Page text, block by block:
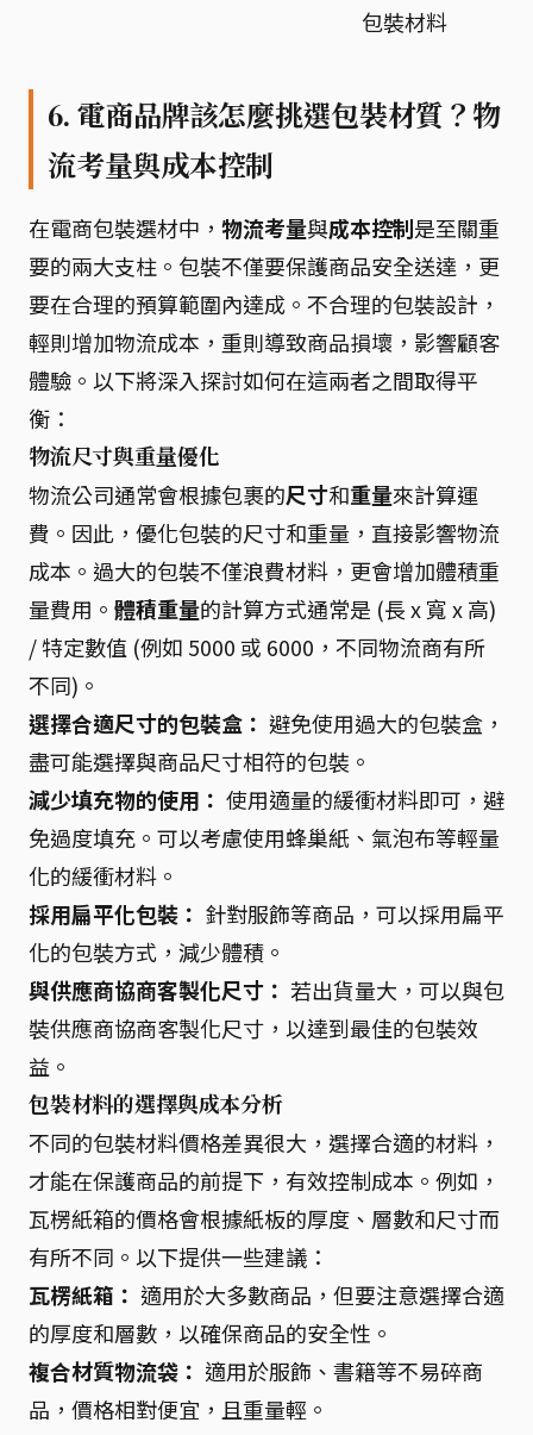
包裝材料
6. 電商品牌該怎麼挑選包裝材質？物
流考量與成本控制
在電商包裝選材中， 物流考量與成本控制是至關重
要的兩大支柱。包裝不僅要保護商品安全送達，更
要在合理的預算範圍內達成。不合理的包裝設計，
輕則增加物流成本，重則導致商品損壞，影響顧客
體驗。以下將深入探討如何在這兩者之間取得平
衡：
物流尺寸與重量優化
物流公司通常會根據包裹的尺寸和重量來計算運
費。因此，優化包裝的尺寸和重量，直接影響物流
成本。過大的包裝不僅浪費材料，更會增加體積重
量費用。 體積重量的計算方式通常是 (長 x 寬 x 高)
/ 特定數值 (例如 5000 或 6000，不同物流商有所
不同)。
選擇合適尺寸的包裝盒： 避免使用過大的包裝盒，
盡可能選擇與商品尺寸相符的包裝。
減少填充物的使用： 使用適量的緩衝材料即可，避
免過度填充。可以考慮使用蜂巢紙、氣泡布等輕量
化的緩衝材料。
採用扁平化包裝： 針對服飾等商品，可以採用扁平
化的包裝方式，減少體積。
與供應商協商客製化尺寸： 若出貨量大，可以與包
裝供應商協商客製化尺寸，以達到最佳的包裝效
益。
包裝材料的選擇與成本分析
不同的包裝材料價格差異很大，選擇合適的材料，
才能在保護商品的前提下，有效控制成本。例如，
瓦楞紙箱的價格會根據紙板的厚度、層數和尺寸而
有所不同。以下提供一些建議：
瓦楞紙箱： 適用於大多數商品，但要注意選擇合適
的厚度和層數，以確保商品的安全性。
複合材質物流袋： 適用於服飾、書籍等不易碎商
品，價格相對便宜，且重量輕。